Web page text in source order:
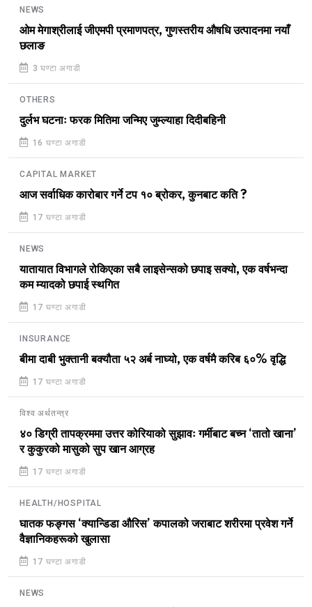
NEWS
ओम मेगाश्रीलाई जीएमपी प्रमाणपत्र, गुणस्तरीय औषधि उत्पादनमा नयाँ
छलाङ
3 घण्टा अगाडी
OTHERS
दुर्लभ घटनाः फरक मितिमा जन्मिए जुम्ल्याहा दिदीबहिनी
16 घण्टा अगाडी
CAPITAL MARKET
आज सर्वाधिक कारोबार गर्ने टप १० ब्रोकर, कुनबाट कति ?
17 घण्टा अगाडी
NEWS
यातायात विभागले रोकिएका सबै लाइसेन्सको छपाइ सक्यो, एक वर्षभन्दा
कम म्यादको छपाई स्थगित
17 घण्टा अगाडी
INSURANCE
बीमा दाबी भुक्तानी बक्यौता ५२ अर्ब नाघ्यो, एक वर्षमै करिब ६०% वृद्धि
17 घण्टा अगाडी
विश्व अर्थतन्त्र
४० डिग्री तापक्रममा उत्तर कोरियाको सुझावः गर्मीबाट बच्न ‘तातो खाना’
र कुकुरको मासुको सुप खान आग्रह
17 घण्टा अगाडी
HEALTH/HOSPITAL
घातक फङ्गस ‘क्यान्डिडा औरिस’ कपालको जराबाट शरीरमा प्रवेश गर्ने
वैज्ञानिकहरूको खुलासा
17 घण्टा अगाडी
NEWS